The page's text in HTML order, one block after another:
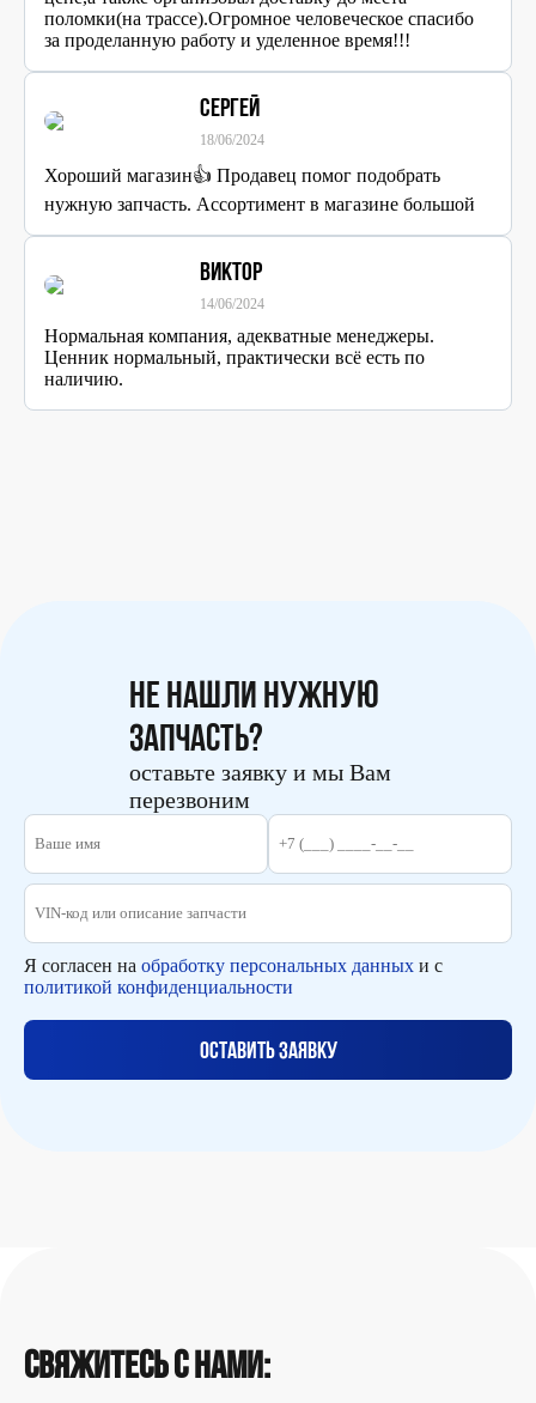
поломки(на трассе).Огромное человеческое спасибо
за проделанную работу и уделенное время!!!
Сергей
18/06/2024
Хороший магазин👍 Продавец помог подобрать
нужную запчасть. Ассортимент в магазине большой
Виктор
14/06/2024
Нормальная компания, адекватные менеджеры.
Ценник нормальный, практически всё есть по
наличию.
Не нашли нужную
запчасть?
оставьте заявку и мы Вам
перезвоним
Я согласен на обработку персональных данных и с
политикой конфиденциальности
Оставить заявку
Свяжитесь с нами: